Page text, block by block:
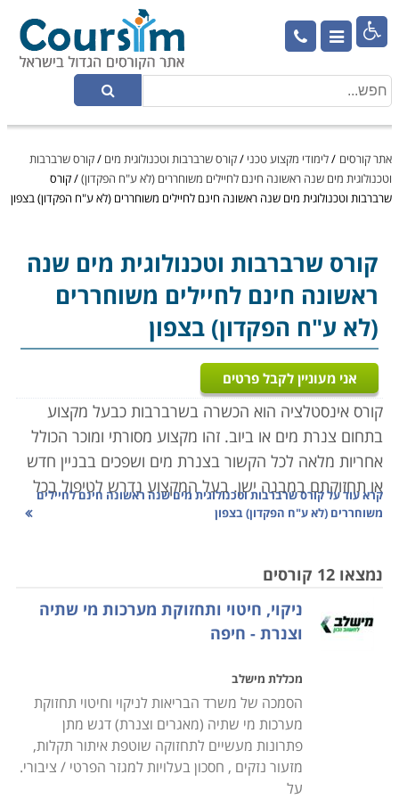

אתר קורסים /לימודי מקצוע טכני /קורס שרברבות וטכנולוגית מים /קורס שרברבות
וטכנולוגית מים שנה ראשונה חינם לחיילים משוחררים (לא ע"ח הפקדון)/קורס
שרברבות וטכנולוגית מים שנה ראשונה חינם לחיילים משוחררים (לא ע"ח הפקדון) בצפון
קורס שרברבות וטכנולוגית מים שנה
ראשונה חינם לחיילים משוחררים
(לא ע"ח הפקדון) בצפון
אני מעוניין לקבל פרטים
קורס אינסטלציה הוא הכשרה בשרברבות כבעל מקצוע
בתחום צנרת מים או ביוב. זהו מקצוע מסורתי ומוכר הכולל
אחריות מלאה לכל הקשור בצנרת מים ושפכים בבניין חדש
או תחזוקתם במבנה ישן. בעל המקצוע נדרש לטיפול בכל
צינור שהתפוצץ או סתימה בדירה פרטית או בבניין דירות
צנרת הבניין המרכזית ועד צנרת הביוב העירונית, כולל
האבזרים המחוברים לה. ישנם שני סוגים עיקריים של
עבודת שרברבות: הרכבת מערכות חדשות, ואיתור ותיקון
לעתים כעסק של אדם אחד בלבד, וכן הפעילים בחברות
אינסטלציה, ובחברות בעלות התמחות רחבה יותר בתחום
מעבר לעבודתם של שרברבים בתיקון ובהצבת צנרת
קרא עוד עלקורס שרברבות וטכנולוגית מים שנה ראשונה חינם לחיילים
משוחררים (לא ע"ח הפקדון) בצפון
נמצאו 12 קורסים
ניקוי, חיטוי ותחזוקת מערכות מי שתיה
וצנרת - חיפה
מכללת מישלב
הסמכה של משרד הבריאות לניקוי וחיטוי תחזוקת
מערכות מי שתיה (מאגרים וצנרת) דגש מתן
פתרונות מעשיים לתחזוקה שוטפת איתור תקלות,
מזעור נזקים , חסכון בעלויות למגזר הפרטי / ציבורי.
על